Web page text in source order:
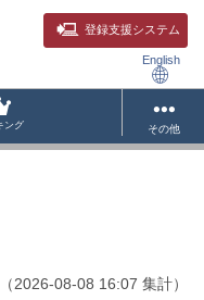
登録支援システム
English
ング その他
（2026-08-08 16:07 集計）